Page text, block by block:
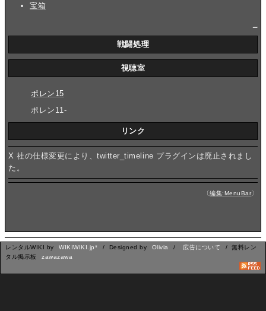
宝箱
戦闘処理
視聴室
ポレン15
ポレン11-
リンク
X 社の仕様変更により、twitter_timeline プラグインは廃止されまし
た。
〔編集:MenuBar〕
レンタルWIKI by WIKIWIKI.jp* / Designed by Olivia / 広告について
/ 無料レン
タル掲示板
zawazawa